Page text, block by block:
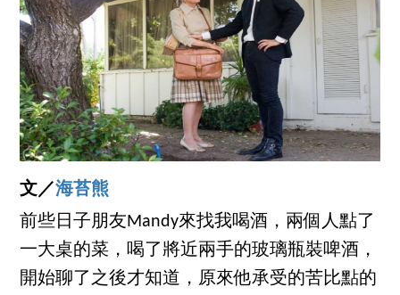
文／海苔熊
前些日子朋友Mandy來找我喝酒，兩個人點了
一大桌的菜，喝了將近兩手的玻璃瓶裝啤酒，
開始聊了之後才知道，原來他承受的苦比點的